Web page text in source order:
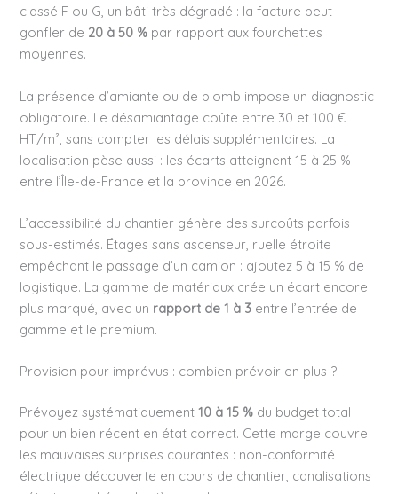
classé F ou G, un bâti très dégradé : la facture peut
gonfler de 20 à 50 % par rapport aux fourchettes
moyennes.
La présence d’amiante ou de plomb impose un diagnostic
obligatoire. Le désamiantage coûte entre 30 et 100 €
HT/m², sans compter les délais supplémentaires. La
localisation pèse aussi : les écarts atteignent 15 à 25 %
entre l’Île-de-France et la province en 2026.
L’accessibilité du chantier génère des surcoûts parfois
sous-estimés. Étages sans ascenseur, ruelle étroite
empêchant le passage d’un camion : ajoutez 5 à 15 % de
logistique. La gamme de matériaux crée un écart encore
plus marqué, avec un rapport de 1 à 3 entre l’entrée de
gamme et le premium.
Provision pour imprévus : combien prévoir en plus ?
Prévoyez systématiquement10 à 15 % du budget total
pour un bien récent en état correct. Cette marge couvre
les mauvaises surprises courantes : non-conformité
électrique découverte en cours de chantier, canalisations